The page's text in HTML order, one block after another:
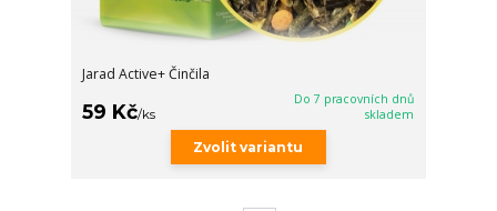
Jarad Active+ Činčila
59 Kč/ks
Do 7 pracovních dnů
skladem
Zvolit variantu